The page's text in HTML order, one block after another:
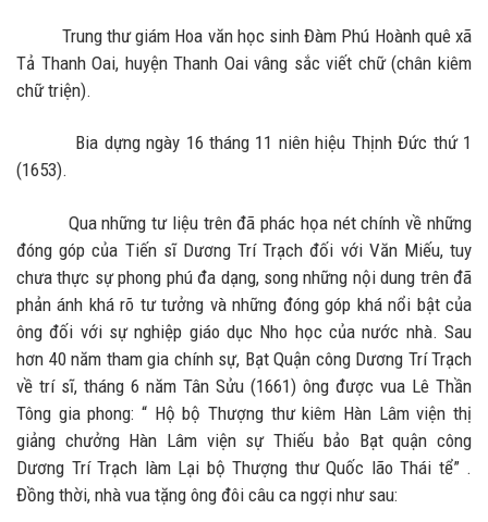
Trung thư giám Hoa văn học sinh Đàm Phú Hoành quê xã
Tả Thanh Oai, huyện Thanh Oai vâng sắc viết chữ (chân kiêm
chữ triện).
Bia dựng ngày 16 tháng 11 niên hiệu Thịnh Đức thứ 1
(1653).
Qua những tư liệu trên đã phác họa nét chính về những
đóng góp của Tiến sĩ Dương Trí Trạch đối với Văn Miếu, tuy
chưa thực sự phong phú đa dạng, song những nội dung trên đã
phản ánh khá rõ tư tưởng và những đóng góp khá nổi bật của
ông đối với sự nghiệp giáo dục Nho học của nước nhà. Sau
hơn 40 năm tham gia chính sự, Bạt Quận công Dương Trí Trạch
về trí sĩ, tháng 6 năm Tân Sửu (1661) ông được vua Lê Thần
Tông gia phong: “ Hộ bộ Thượng thư kiêm Hàn Lâm viện thị
giảng chưởng Hàn Lâm viện sự Thiếu bảo Bạt quận công
Dương Trí Trạch làm Lại bộ Thượng thư Quốc lão Thái tể” .
Đồng thời, nhà vua tặng ông đôi câu ca ngợi như sau: